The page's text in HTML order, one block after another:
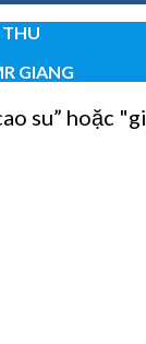
GIANG
su” hoặc